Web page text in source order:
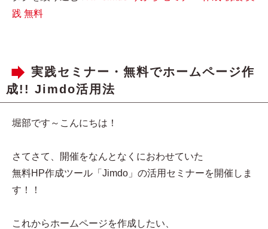
践 無料
実践セミナー・無料でホームページ作
成!! Jimdo活用法
堀部です～こんにちは！
さてさて、開催をなんとなくにおわせていた
無料HP作成ツール「Jimdo」の活用セミナーを開催しま
す！！
これからホームページを作成したい、